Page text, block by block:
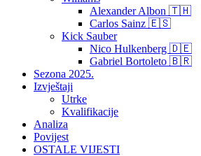
Alexander Albon 🇹🇭
Carlos Sainz 🇪🇸
Kick Sauber
Nico Hulkenberg 🇩🇪
Gabriel Bortoleto 🇧🇷
Sezona 2025.
Izvještaji
Utrke
Kvalifikacije
Analiza
Povijest
OSTALE VIJESTI